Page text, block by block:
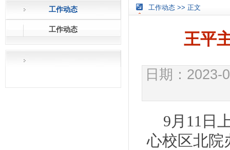
工作动态
工作动态
工作动态 >> 正文
王平
日期：
9月11日
心校区北院